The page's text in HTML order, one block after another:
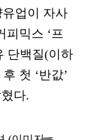
업이 자사
피믹스 ‘프
단백질(이하
첫 ‘반값’
다.